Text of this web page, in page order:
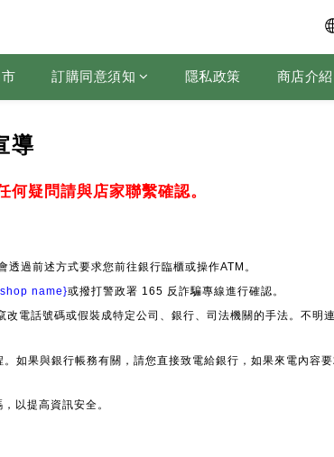
訂購同意須知 隱私政策 商店介紹
導
疑問請與店家聯繫確認。
過前述方式要求您前往銀行臨櫃或操作ATM。
name}或撥打警政署 165 反詐騙專線進行確認。
電話號碼或假裝成特定公司、銀行、司法機關的手法。不明
如果與銀行帳務有關，請您直接致電給銀行，如果來電內容
以提高資訊安全。